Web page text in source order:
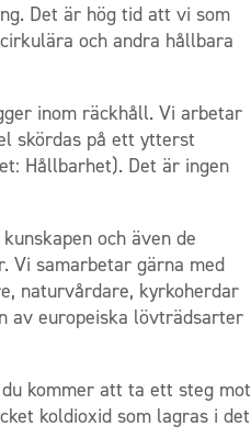
Det är hög tid att vi som
och andra hållbara
inom räckhåll. Vi arbetar
skördas på ett ytterst
Hållbarhet). Det är ingen
och även de
Vi samarbetar gärna med
naturvårdare, kyrkoherdar
av europeiska lövträdsarter
kommer att ta ett steg mot
koldioxid som lagras i det